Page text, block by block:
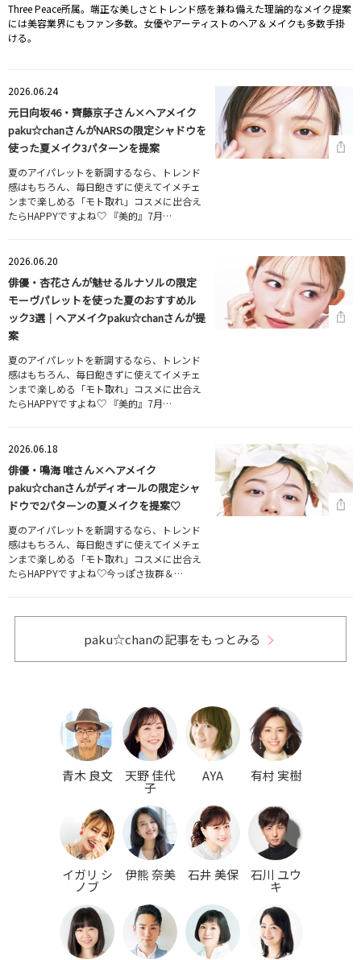
Three Peace所属。端正な美しさとトレンド感を兼ね備えた理論的なメイク提案
には美容業界にもファン多数。女優やアーティストのヘア＆メイクも多数手掛
ける。
2026.06.24
元日向坂46・齊藤京子さん×ヘアメイク
paku☆chanさんがNARSの限定シャドウを
使った夏メイク3パターンを提案
夏のアイパレットを新調するなら、トレンド
感はもちろん、毎日飽きずに使えてイメチェ
ンまで楽しめる「モト取れ」コスメに出合え
たらHAPPYですよね♡ 『美的』7月…
2026.06.20
俳優・杏花さんが魅せるルナソルの限定
モーヴパレットを使った夏のおすすめル
ック3選｜ヘアメイクpaku☆chanさんが提
案
夏のアイパレットを新調するなら、トレンド
感はもちろん、毎日飽きずに使えてイメチェ
ンまで楽しめる「モト取れ」コスメに出合え
たらHAPPYですよね♡ 『美的』7月…
2026.06.18
俳優・鳴海 唯さん×ヘアメイク
paku☆chanさんがディオールの限定シャ
ドウで2パターンの夏メイクを提案♡
夏のアイパレットを新調するなら、トレンド
感はもちろん、毎日飽きずに使えてイメチェ
ンまで楽しめる「モト取れ」コスメに出合え
たらHAPPYですよね♡今っぽさ抜群＆…
paku☆chanの記事をもっとみる
青木 良文 天野 佳代
子
AYA 有村 実樹
イガリ シ
ノブ
伊熊 奈美 石井 美保 石川 ユウ
キ